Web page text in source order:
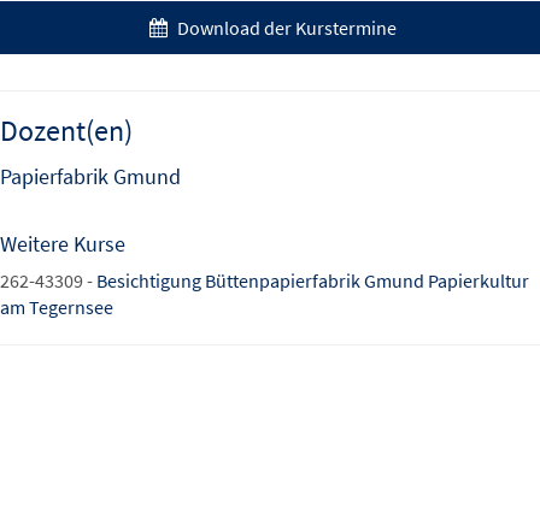
Download der Kurstermine
Dozent(en)
Papierfabrik Gmund
Weitere Kurse
262-43309 - Besichtigung Büttenpapierfabrik Gmund Papierkultur
am Tegernsee